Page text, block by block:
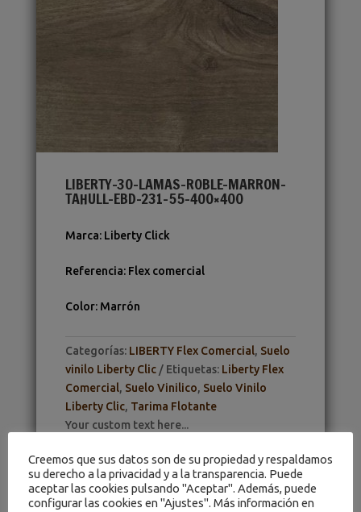
LIBERTY-30-LAMAS-ROBLE-MARRON-
TAHULL-EBD-231-55-400×400
Marca: Liberty Click
Referencia: Flex comercial
Color: Marrón
Categorías: LIBERTY Flex Comercial, Suelo
vinilo Liberty Clic
Etiquetas: Liberty Flex
Comercial, Suelo Vinilico, Suelo Vinilo
Liberty Clic, Tarima Flotante
Your custom text here...
Creemos que sus datos son de su propiedad y respaldamos
su derecho a la privacidad y a la transparencia. Puede
aceptar las cookies pulsando "Aceptar". Además, puede
configurar las cookies en "Ajustes". Más información en